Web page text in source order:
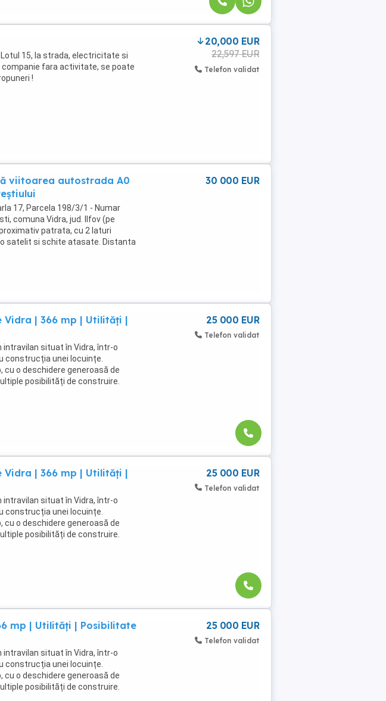
15, la strada, electricitate si
fara activitate, se poate
!
20,000 EUR
22,597 EUR
Telefon validat
viitoarea autostrada A0
17, Parcela 198/3/1 - Numar
comuna Vidra, jud. Ilfov (pe
patrata, cu 2 laturi
satelit si schite atasate. Distanta
30 000 EUR
Vidra | 366 mp | Utilități |
intravilan situat în Vidra, într-o
construcția unei locuințe.
o deschidere generoasă de
posibilități de construire.
25 000 EUR
Telefon validat
Vidra | 366 mp | Utilități |
intravilan situat în Vidra, într-o
construcția unei locuințe.
o deschidere generoasă de
posibilități de construire.
25 000 EUR
Telefon validat
mp | Utilități | Posibilitate
intravilan situat în Vidra, într-o
construcția unei locuințe.
o deschidere generoasă de
posibilități de construire.
25 000 EUR
Telefon validat